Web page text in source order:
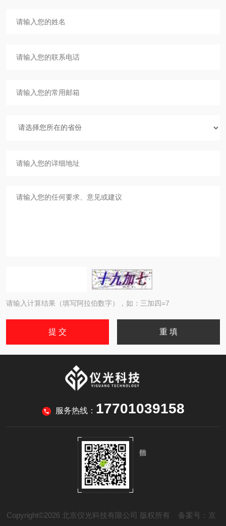
请输入计算结果（填写阿拉伯数字），如：三加四=7
服务热线： 17701039158
Copyright©2026 北京仪光科技有限公司 版权所有 备案号：京